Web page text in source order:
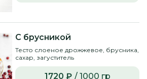
С брусникой
Тесто слоеное дрожжевое, брусника,
сахар, загуститель
1720 ₽ / 1000 гр